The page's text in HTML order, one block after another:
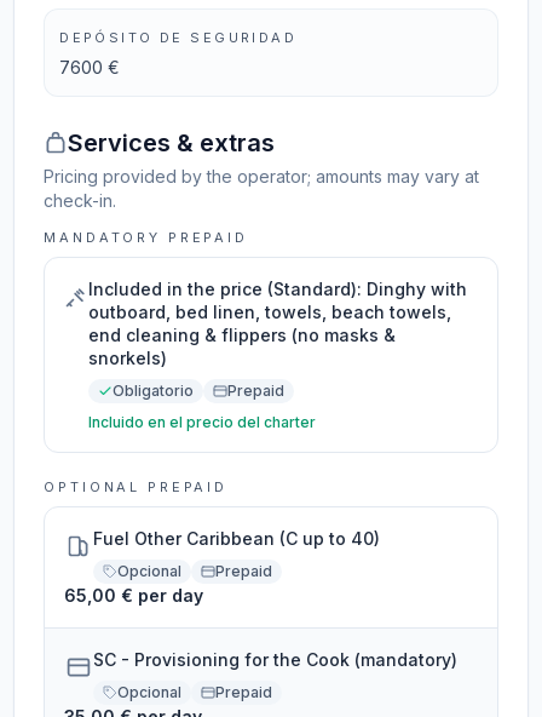
DEPÓSITO DE SEGURIDAD
7600 €
Services & extras
Pricing provided by the operator; amounts may vary at
check-in.
MANDATORY PREPAID
Included in the price (Standard): Dinghy with
outboard, bed linen, towels, beach towels,
end cleaning & flippers (no masks &
snorkels)
Obligatorio
Prepaid
Incluido en el precio del charter
OPTIONAL PREPAID
Fuel Other Caribbean (C up to 40)
Opcional Prepaid
65,00 € per day
SC - Provisioning for the Cook (mandatory)
Opcional Prepaid